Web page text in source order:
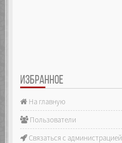
ИЗБРАННОЕ
На главную
Пользователи
Связаться с администрацией